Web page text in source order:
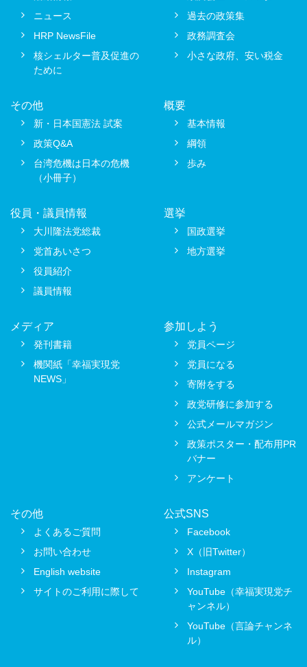
ニュース
HRP NewsFile
核シェルター普及促進の
ために
過去の政策集
政務調査会
小さな政府、安い税金
その他
新・日本国憲法 試案
政策Q&A
台湾危機は日本の危機
（小冊子）
概要
基本情報
綱領
歩み
役員・議員情報
大川隆法党総裁
党首あいさつ
役員紹介
議員情報
選挙
国政選挙
地方選挙
メディア
発刊書籍
機関紙「幸福実現党
NEWS」
参加しよう
党員ページ
党員になる
寄附をする
政党研修に参加する
公式メールマガジン
政策ポスター・配布用PR
バナー
アンケート
その他
よくあるご質問
お問い合わせ
English website
サイトのご利用に際して
公式SNS
Facebook
X（旧Twitter）
Instagram
YouTube（幸福実現党チ
ャンネル）
YouTube（言論チャンネ
ル）